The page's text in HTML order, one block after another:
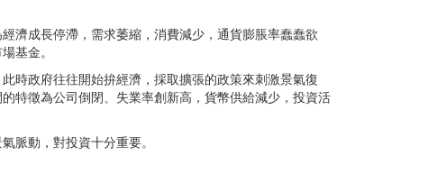
濟成長停滯，需求萎縮，消費減少，通貨膨脹率蠢蠢欲
基金。
時政府往往開始拚經濟，採取擴張的政策來刺激景氣復
特徵為公司倒閉、失業率創新高，貨幣供給減少，投資活
脈動，對投資十分重要。